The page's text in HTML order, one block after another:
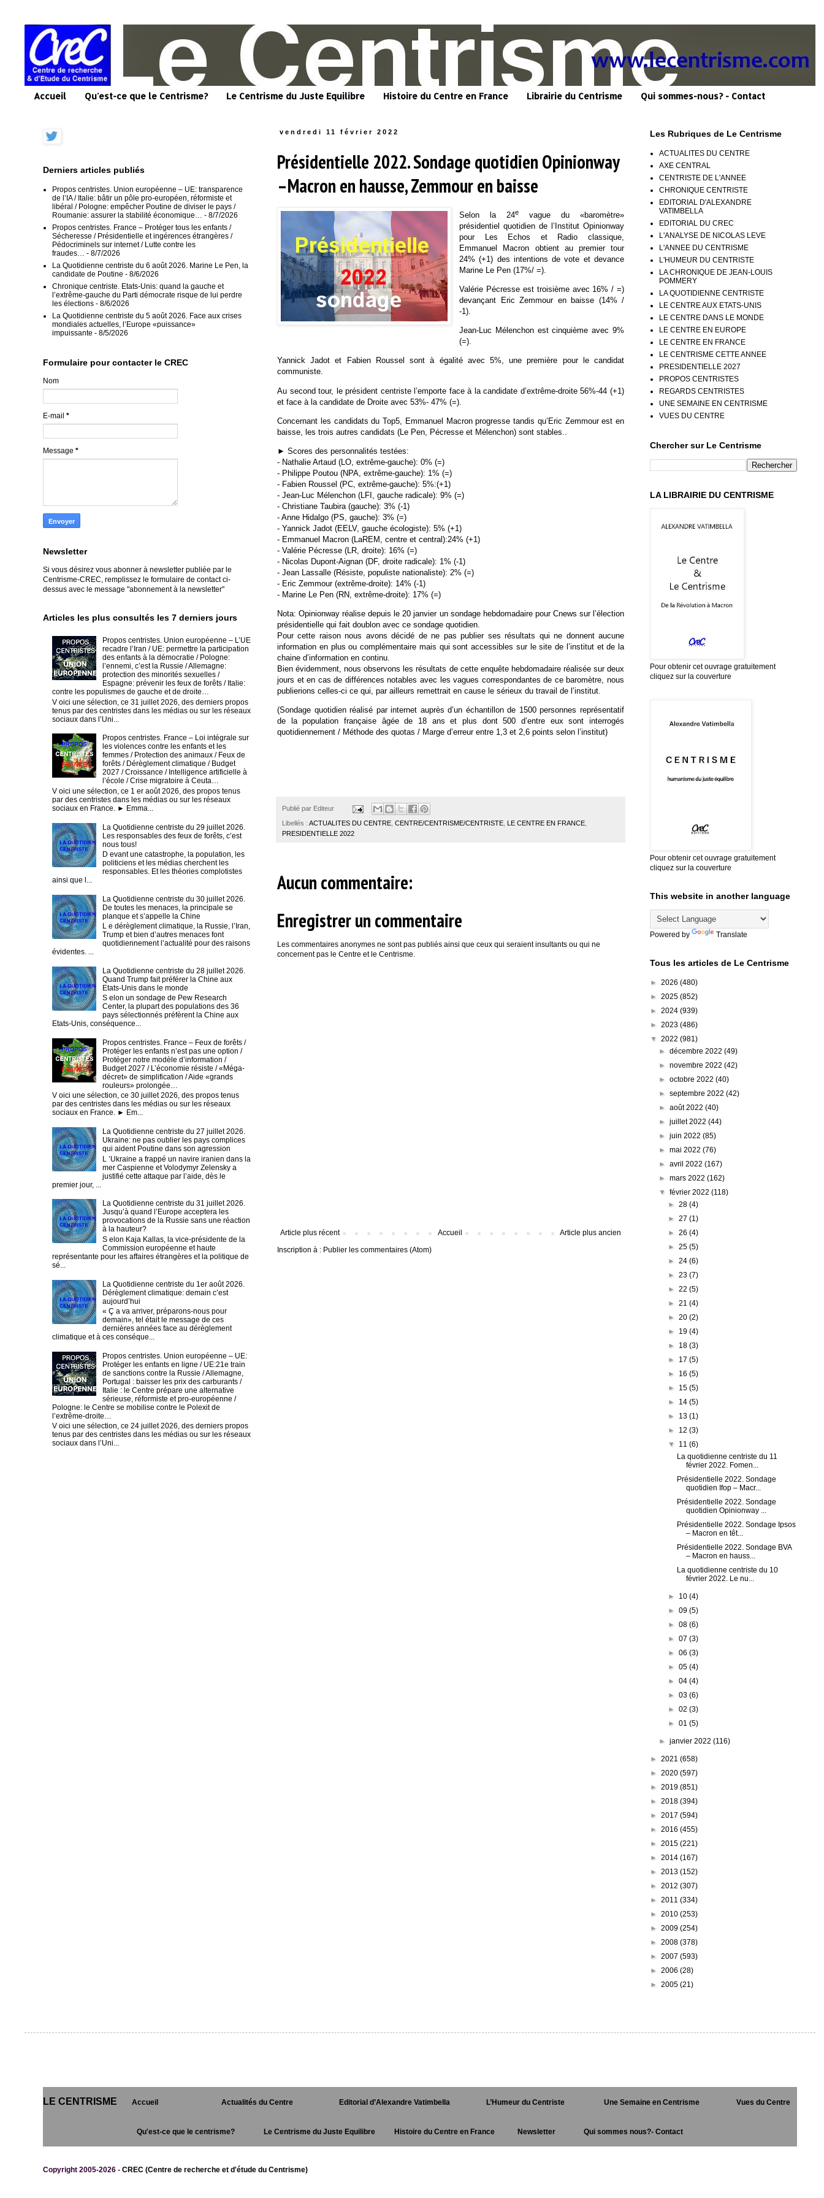
Accueil Qu'est-ce que le Centrisme? Le Centrisme du Juste Equilibre Histoire du Centre en France Librairie du Centrisme Qui sommes-nous? - Contact
vendredi 11 février 2022
Présidentielle 2022. Sondage quotidien Opinionway
–Macron en hausse, Zemmour en baisse
Selon la 24e
vague du «baromètre»
présidentiel quotidien de l’Institut Opinionway
pour Les Echos et Radio classique,
Emmanuel Macron obtient au premier tour
24% (+1) des intentions de vote et devance
Marine Le Pen (17%/ =).
Valérie Pécresse est troisième avec 16% / =)
devançant Eric Zemmour en baisse (14% /
-1).
Jean-Luc Mélenchon est cinquième avec 9%
(=).
Yannick Jadot et Fabien Roussel sont à égalité avec 5%, une première pour le candidat
communiste.
Au second tour, le président centriste l’emporte face à la candidate d’extrême-droite 56%-44 (+1)
et face à la candidate de Droite avec 53%- 47% (=).
Concernant les candidats du Top5, Emmanuel Macron progresse tandis qu’Eric Zemmour est en
baisse, les trois autres candidats (Le Pen, Pécresse et Mélenchon) sont stables..
► Scores des personnalités testées:
- Nathalie Artaud (LO, extrême-gauche): 0% (=)
- Philippe Poutou (NPA, extrême-gauche): 1% (=)
- Fabien Roussel (PC, extrême-gauche): 5%:(+1)
- Jean-Luc Mélenchon (LFI, gauche radicale): 9% (=)
- Christiane Taubira (gauche): 3% (-1)
- Anne Hidalgo (PS, gauche): 3% (=)
- Yannick Jadot (EELV, gauche écologiste): 5% (+1)
- Emmanuel Macron (LaREM, centre et central):24% (+1)
- Valérie Pécresse (LR, droite): 16% (=)
- Nicolas Dupont-Aignan (DF, droite radicale): 1% (-1)
- Jean Lassalle (Résiste, populiste nationaliste): 2% (=)
- Eric Zemmour (extrême-droite): 14% (-1)
- Marine Le Pen (RN, extrême-droite): 17% (=)
Nota: Opinionway réalise depuis le 20 janvier un sondage hebdomadaire pour Cnews sur l’élection
présidentielle qui fait doublon avec ce sondage quotidien.
Pour cette raison nous avons décidé de ne pas publier ses résultats qui ne donnent aucune
information en plus ou complémentaire mais qui sont accessibles sur le site de l’institut et de la
chaine d’information en continu.
Bien évidemment, nous observons les résultats de cette enquête hebdomadaire réalisée sur deux
jours et en cas de différences notables avec les vagues correspondantes de ce baromètre, nous
publierions celles-ci ce qui, par ailleurs remettrait en cause le sérieux du travail de l’institut.
(Sondage quotidien réalisé par internet auprès d’un échantillon de 1500 personnes représentatif
de la population française âgée de 18 ans et plus dont 500 d’entre eux sont interrogés
quotidiennement / Méthode des quotas / Marge d’erreur entre 1,3 et 2,6 points selon l’institut)
Publié par Editeur
Libellés : ACTUALITES DU CENTRE CENTRE/CENTRISME/CENTRISTE LE CENTRE EN FRANCE
PRESIDENTIELLE 2022
Aucun commentaire:
Enregistrer un commentaire
Les commentaires anonymes ne sont pas publiés ainsi que ceux qui seraient insultants ou qui ne
concernent pas le Centre et le Centrisme.
Article plus récent Article plus ancien
Accueil
Inscription à : Publier les commentaires (Atom)
Derniers articles publiés
Propos centristes. Union européenne – UE: transparence
de l’IA / Italie: bâtir un pôle pro-européen, réformiste et
libéral / Pologne: empêcher Poutine de diviser le pays /
Roumanie: assurer la stabilité économique…
- 8/7/2026
Propos centristes. France – Protéger tous les enfants /
Sécheresse / Présidentielle et ingérences étrangères /
Pédocriminels sur internet / Lutte contre les
fraudes…
- 8/7/2026
La Quotidienne centriste du 6 août 2026. Marine Le Pen, la
candidate de Poutine - 8/6/2026
Chronique centriste. Etats-Unis: quand la gauche et
l’extrême-gauche du Parti démocrate risque de lui perdre
les élections - 8/6/2026
La Quotidienne centriste du 5 août 2026. Face aux crises
mondiales actuelles, l’Europe «puissance»
impuissante - 8/5/2026
Formulaire pour contacter le CREC
Nom
E-mail *
Message *
Newsletter
Si vous désirez vous abonner à newsletter publiée par le
Centrisme-CREC, remplissez le formulaire de contact ci-
dessus avec le message "abonnement à la newsletter"
Articles les plus consultés les 7 derniers jours
Propos centristes. Union européenne – L’UE
recadre l’Iran / UE: permettre la participation
des enfants à la démocratie / Pologne:
l’ennemi, c’est la Russie / Allemagne:
protection des minorités sexuelles /
Espagne: prévenir les feux de forêts / Italie:
contre les populismes de gauche et de droite…
V oici une sélection, ce 31 juillet 2026, des derniers propos
tenus par des centristes dans les médias ou sur les réseaux
sociaux dans l’Uni...
Propos centristes. France – Loi intégrale sur
les violences contre les enfants et les
femmes / Protection des animaux / Feux de
forêts / Dérèglement climatique / Budget
2027 / Croissance / Intelligence artificielle à
l’école / Crise migratoire à Ceuta…
V oici une sélection, ce 1 er août 2026, des propos tenus
par des centristes dans les médias ou sur les réseaux
sociaux en France. ► Emma...
La Quotidienne centriste du 29 juillet 2026.
Les responsables des feux de forêts, c’est
nous tous!
D evant une catastrophe, la population, les
politiciens et les médias cherchent les
responsables. Et les théories complotistes
ainsi que l...
La Quotidienne centriste du 30 juillet 2026.
De toutes les menaces, la principale se
planque et s’appelle la Chine
L e dérèglement climatique, la Russie, l’Iran,
Trump et bien d’autres menaces font
quotidiennement l’actualité pour des raisons
évidentes. ...
La Quotidienne centriste du 28 juillet 2026.
Quand Trump fait préférer la Chine aux
Etats-Unis dans le monde
S elon un sondage de Pew Research
Center, la plupart des populations des 36
pays sélectionnés préfèrent la Chine aux
Etats-Unis, conséquence...
Propos centristes. France – Feux de forêts /
Protéger les enfants n’est pas une option /
Protéger notre modèle d’information /
Budget 2027 / L’économie résiste / «Méga-
décret» de simplification / Aide «grands
rouleurs» prolongée…
V oici une sélection, ce 30 juillet 2026, des propos tenus
par des centristes dans les médias ou sur les réseaux
sociaux en France. ► Em...
La Quotidienne centriste du 27 juillet 2026.
Ukraine: ne pas oublier les pays complices
qui aident Poutine dans son agression
L ’Ukraine a frappé un navire iranien dans la
mer Caspienne et Volodymyr Zelensky a
justifié cette attaque par l’aide, dès le
premier jour, ...
La Quotidienne centriste du 31 juillet 2026.
Jusqu’à quand l’Europe acceptera les
provocations de la Russie sans une réaction
à la hauteur?
S elon Kaja Kallas, la vice-présidente de la
Commission européenne et haute
représentante pour les affaires étrangères et la politique de
sé...
La Quotidienne centriste du 1er août 2026.
Dérèglement climatique: demain c’est
aujourd’hui
« Ç a va arriver, préparons-nous pour
demain», tel était le message de ces
dernières années face au dérèglement
climatique et à ces conséque...
Propos centristes. Union européenne – UE:
Protéger les enfants en ligne / UE:21e train
de sanctions contre la Russie / Allemagne,
Portugal : baisser les prix des carburants /
Italie : le Centre prépare une alternative
sérieuse, réformiste et pro-européenne /
Pologne: le Centre se mobilise contre le Polexit de
l’extrême-droite…
V oici une sélection, ce 24 juillet 2026, des derniers propos
tenus par des centristes dans les médias ou sur les réseaux
sociaux dans l’Uni...
Les Rubriques de Le Centrisme
ACTUALITES DU CENTRE
AXE CENTRAL
CENTRISTE DE L'ANNEE
CHRONIQUE CENTRISTE
EDITORIAL D'ALEXANDRE
VATIMBELLA
EDITORIAL DU CREC
L'ANALYSE DE NICOLAS LEVE
L'ANNEE DU CENTRISME
L'HUMEUR DU CENTRISTE
LA CHRONIQUE DE JEAN-LOUIS
POMMERY
LA QUOTIDIENNE CENTRISTE
LE CENTRE AUX ETATS-UNIS
LE CENTRE DANS LE MONDE
LE CENTRE EN EUROPE
LE CENTRE EN FRANCE
LE CENTRISME CETTE ANNEE
PRESIDENTIELLE 2027
PROPOS CENTRISTES
REGARDS CENTRISTES
UNE SEMAINE EN CENTRISME
VUES DU CENTRE
Chercher sur Le Centrisme
LA LIBRAIRIE DU CENTRISME
Pour obtenir cet ouvrage gratuitement
cliquez sur la couverture
Pour obtenir cet ouvrage gratuitement
cliquez sur la couverture
This website in another language
Powered by Translate
Tous les articles de Le Centrisme
► 2026 (480)
► 2025 (852)
► 2024 (939)
► 2023 (486)
▼ 2022 (981)
►décembre 2022(49)
►novembre 2022(42)
►octobre 2022(40)
►septembre 2022(42)
►août 2022(40)
►juillet 2022(44)
►juin 2022(85)
►mai 2022(76)
►avril 2022(167)
►mars 2022(162)
▼février 2022(118)
► 28 (4)
► 27 (1)
► 26 (4)
► 25 (5)
► 24 (6)
► 23 (7)
► 22 (5)
► 21 (4)
► 20 (2)
► 19 (4)
► 18 (3)
► 17 (5)
► 16 (5)
► 15 (5)
► 14 (5)
► 13 (1)
► 12 (3)
▼ 11 (6)
La quotidienne centriste du 11
février 2022. Fomen...
Présidentielle 2022. Sondage
quotidien Ifop – Macr...
Présidentielle 2022. Sondage
quotidien Opinionway ...
Présidentielle 2022. Sondage Ipsos
– Macron en têt...
Présidentielle 2022. Sondage BVA
– Macron en hauss...
La quotidienne centriste du 10
février 2022. Le nu...
► 10 (4)
► 09 (5)
► 08 (6)
► 07 (3)
► 06 (3)
► 05 (4)
► 04 (4)
► 03 (6)
► 02 (3)
► 01 (5)
►janvier 2022(116)
► 2021 (658)
► 2020 (597)
► 2019 (851)
► 2018 (394)
► 2017 (594)
► 2016 (455)
► 2015 (221)
► 2014 (167)
► 2013 (152)
► 2012 (307)
► 2011 (334)
► 2010 (253)
► 2009 (254)
► 2008 (378)
► 2007 (593)
► 2006 (28)
► 2005 (21)
LE CENTRISME Accueil Actualités du Centre Editorial d’Alexandre Vatimbella L’Humeur du Centriste Une Semaine en Centrisme Vues du Centre
Qu'est-ce que le centrisme? Le Centrisme du Juste Equilibre Histoire du Centre en France Newsletter Qui sommes nous?- Contact
Copyright 2005-2026 - CREC (Centre de recherche et d'étude du Centrisme)